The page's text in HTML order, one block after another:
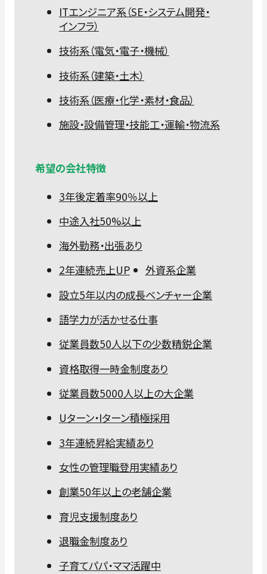
ITエンジニア系（SE・システム開発・
インフラ）
技術系（電気・電子・機械）
技術系（建築・土木）
技術系（医療・化学・素材・食品）
施設・設備管理・技能工・運輸・物流系
希望の会社特徴
3年後定着率90％以上
中途入社50%以上
海外勤務・出張あり
2年連続売上UP
外資系企業
設立5年以内の成長ベンチャー企業
語学力が活かせる仕事
従業員数50人以下の少数精鋭企業
資格取得一時金制度あり
従業員数5000人以上の大企業
Uターン・Iターン積極採用
3年連続昇給実績あり
女性の管理職登用実績あり
創業50年以上の老舗企業
育児支援制度あり
退職金制度あり
子育てパパ・ママ活躍中